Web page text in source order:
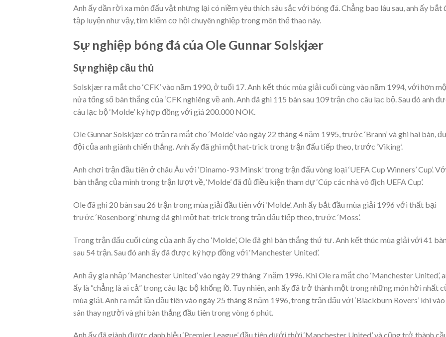
Anh ấy dần rời xa môn đấu vật nhưng lại có niềm yêu thích sâu sắc với bóng đá. Chẳng bao lâu sau, anh ấy bắt
tập luyện như vậy, tìm kiếm cơ hội chuyên nghiệp trong môn thể thao này.
Sự nghiệp bóng đá của Ole Gunnar Solskjær
Sự nghiệp cầu thủ
Solskjær ra mắt cho ‘CFK’ vào năm 1990, ở tuổi 17. Anh kết thúc mùa giải cuối cùng vào năm 1994, với hơn
nửa tổng số bàn thắng của ‘CFK nghiêng về anh. Anh đã ghi 115 bàn sau 109 trận cho câu lạc bộ. Sau đó anh
câu lạc bộ ‘Molde’ ký hợp đồng với giá 200.000 NOK.
Ole Gunnar Solskjær có trận ra mắt cho ‘Molde’ vào ngày 22 tháng 4 năm 1995, trước ‘Brann’ và ghi hai bàn,
đội của anh giành chiến thắng. Anh ấy đã ghi một hat-trick trong trận đấu tiếp theo, trước ‘Viking’.
Anh chơi trận đầu tiên ở châu Âu với ‘Dinamo-93 Minsk’ trong trận đấu vòng loại ‘UEFA Cup Winners’ Cup’.
bàn thắng của mình trong trận lượt về, ‘Molde’ đã đủ điều kiện tham dự ‘Cúp các nhà vô địch UEFA Cup’.
Ole đã ghi 20 bàn sau 26 trận trong mùa giải đầu tiên với ‘Molde’. Anh ấy bắt đầu mùa giải 1996 với thất bại
trước ‘Rosenborg’ nhưng đã ghi một hat-trick trong trận đấu tiếp theo, trước ‘Moss’.
Trong trận đấu cuối cùng của anh ấy cho ‘Molde’, Ole đã ghi bàn thắng thứ tư. Anh kết thúc mùa giải với 41 bàn
sau 54 trận. Sau đó anh ấy đã được ký hợp đồng với ‘Manchester United’.
Anh ấy gia nhập ‘Manchester United’ vào ngày 29 tháng 7 năm 1996. Khi Ole ra mắt cho ‘Manchester United’,
ấy là “chẳng là ai cả” trong câu lạc bộ khổng lồ. Tuy nhiên, anh ấy đã trở thành một trong những món hời nhất
mùa giải. Anh ra mắt lần đầu tiên vào ngày 25 tháng 8 năm 1996, trong trận đấu với ‘Blackburn Rovers’ khi vào
sân thay người và ghi bàn thắng đầu tiên trong vòng 6 phút.
Anh ấy đã giành được danh hiệu ‘Premier League’ đầu tiên dưới thời ‘Manchester United’ và cũng trở thành